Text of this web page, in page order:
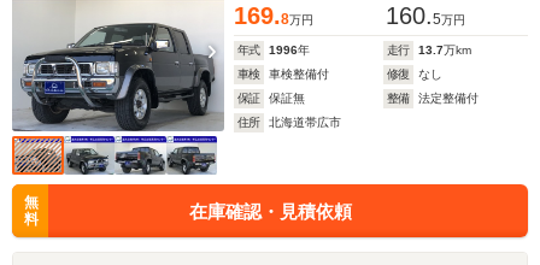
169.8万円 160.5万円
年式 1996年 走行 13.7万km
車検
車検整備付 修復
なし
保証
保証無 整備
法定整備付
住所
北海道帯広市
無
料
在庫確認・見積依頼